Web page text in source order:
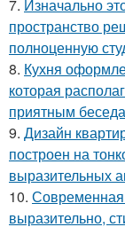
7. Изначально
пространство
полноценную
8. Кухня
которая
приятным
9. Дизайн
построен на
выразительных
10. Современная
выразительно,